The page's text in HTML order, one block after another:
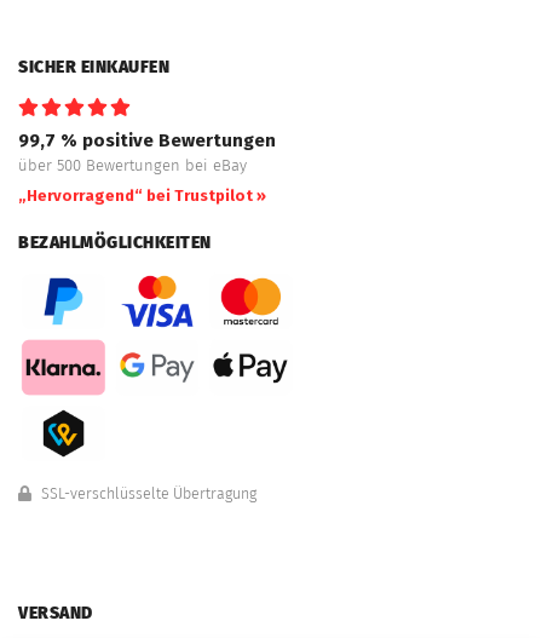
SICHER EINKAUFEN
99,7 % positive Bewertungen
über 500 Bewertungen bei eBay
„Hervorragend“ bei Trustpilot »
BEZAHLMÖGLICHKEITEN
SSL-verschlüsselte Übertragung
VERSAND